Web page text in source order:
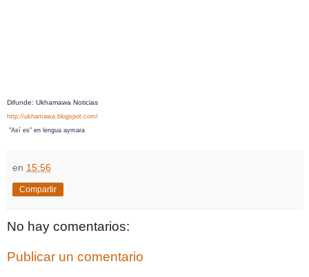
Difunde: Ukhamawa Noticias
http://ukhamawa.blogspot.com/
"Así es" en lengua aymara
en 15:56
Compartir
No hay comentarios:
Publicar un comentario